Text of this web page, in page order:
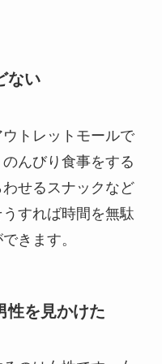
ない
トレットモールで
んびり食事をする
せるスナックなど
すれば時間を無駄
きます。
性を見かけた